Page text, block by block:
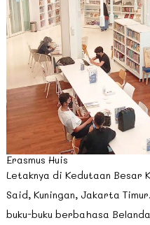
Erasmus Huis
Letaknya di Kedutaan Besar
Said, Kuningan, Jakarta
buku-buku berbahasa